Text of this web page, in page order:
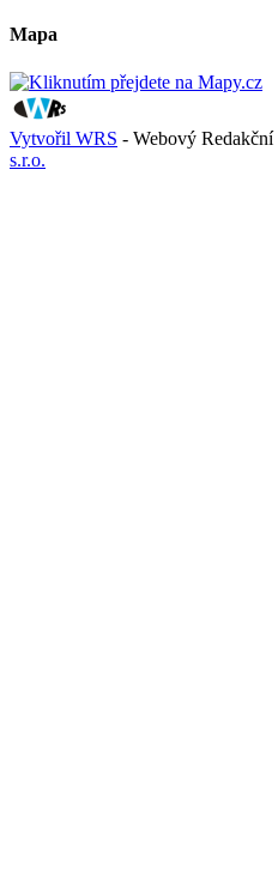
Mapa
Vytvořil WRS - Webový Redakční
s.r.o.